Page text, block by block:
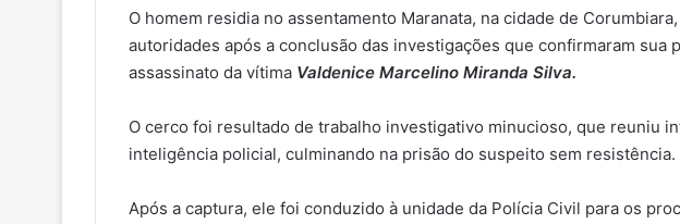
O homem residia no assentamento Maranata, na cidade de
autoridades após a conclusão das investigações que confirmaram sua
assassinato da vítima Valdenice Marcelino Miranda Silva.
O cerco foi resultado de trabalho investigativo minucioso, que reuniu
inteligência policial, culminando na prisão do suspeito sem resistência.
Após a captura, ele foi conduzido à unidade da Polícia Civil para os